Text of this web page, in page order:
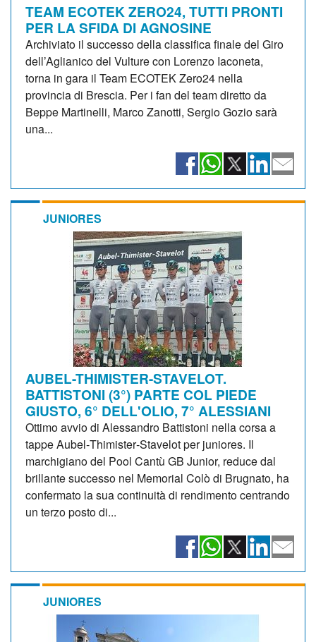
TEAM ECOTEK ZERO24, TUTTI PRONTI
PER LA SFIDA DI AGNOSINE
Archiviato il successo della classifica finale del Giro
dell’Aglianico del Vulture con Lorenzo Iaconeta,
torna in gara il Team ECOTEK Zero24 nella
provincia di Brescia. Per i fan del team diretto da
Beppe Martinelli, Marco Zanotti, Sergio Gozio sarà
una...
JUNIORES
AUBEL-THIMISTER-STAVELOT.
BATTISTONI (3°) PARTE COL PIEDE
GIUSTO, 6° DELL'OLIO, 7° ALESSIANI
Ottimo avvio di Alessandro Battistoni nella corsa a
tappe Aubel‑Thimister‑Stavelot per juniores. Il
marchigiano del Pool Cantù GB Junior, reduce dal
brillante successo nel Memorial Colò di Brugnato, ha
confermato la sua continuità di rendimento centrando
un terzo posto di...
JUNIORES